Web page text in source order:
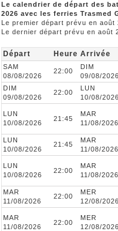
Le calendrier de départ des
2026 avec les ferries Trasmed
Le premier départ prévu en août
Le dernier départ prévu en août
Départ Heure Arrivée
SAM
08/08/2026
22:00
DIM
09/08/2026
DIM
09/08/2026
22:00
LUN
10/08/2026
LUN
10/08/2026
21:45
MAR
11/08/2026
LUN
10/08/2026
21:45
MAR
11/08/2026
LUN
10/08/2026
22:00
MAR
11/08/2026
MAR
11/08/2026
22:00
MER
12/08/2026
MAR
11/08/2026
22:00
MER
12/08/2026